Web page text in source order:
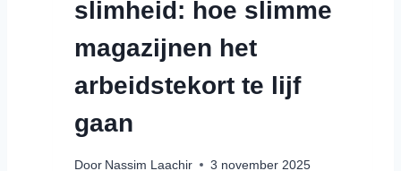
N
E
O
slimheid: hoe slimme
magazijnen het
arbeidstekort te lijf
gaan
Door Nassim Laachir 3 november 2025